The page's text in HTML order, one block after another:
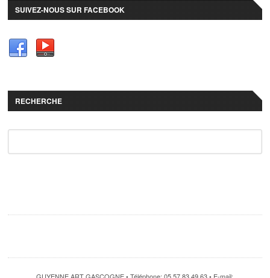
SUIVEZ-NOUS SUR FACEBOOK
RECHERCHE